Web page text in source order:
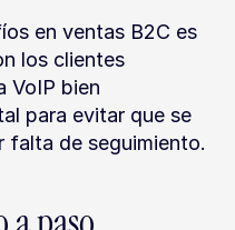
en ventas B2C es
los clientes
VoIP bien
para evitar que se
falta de seguimiento.